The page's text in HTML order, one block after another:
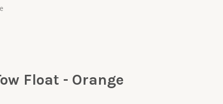
Float - Orange